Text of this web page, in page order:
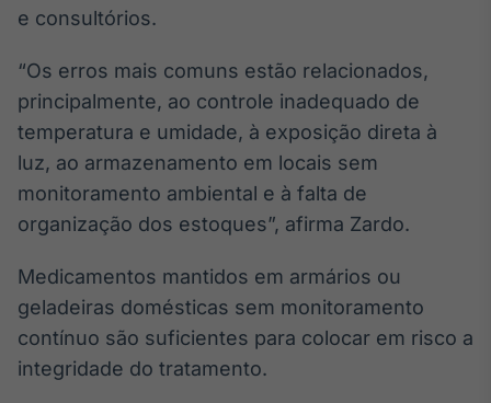
BroadFast
Em breve
e consultórios.
“Os erros mais comuns estão relacionados,
principalmente, ao controle inadequado de
temperatura e umidade, à exposição direta à
luz, ao armazenamento em locais sem
monitoramento ambiental e à falta de
organização dos estoques”, afirma Zardo.
Medicamentos mantidos em armários ou
geladeiras domésticas sem monitoramento
contínuo são suficientes para colocar em risco a
integridade do tratamento.